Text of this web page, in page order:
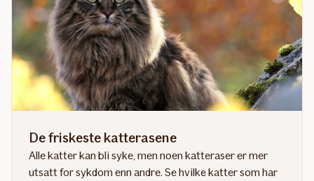
alt
du
trenger
å
vite
De friskeste katterasene
Alle katter kan bli syke, men noen katteraser er mer
utsatt for sykdom enn andre. Se hvilke katter som har